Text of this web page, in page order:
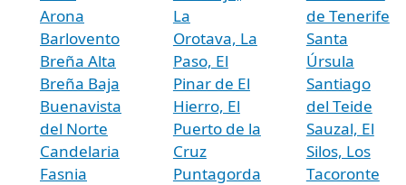
Arona
Barlovento
Breña Alta
Breña Baja
Buenavista
del Norte
Candelaria
Fasnia
La
Orotava, La
Paso, El
Pinar de El
Hierro, El
Puerto de la
Cruz
Puntagorda
de Tenerife
Santa
Úrsula
Santiago
del Teide
Sauzal, El
Silos, Los
Tacoronte